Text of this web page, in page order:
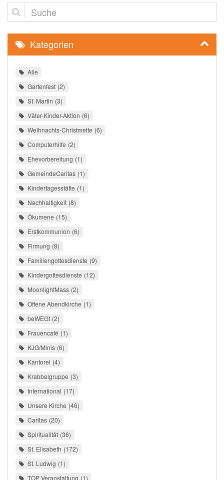
Suche
Kategorien
Alle
Gartenfest 2
St. Martin 3
Väter-Kinder-Aktion 6
Weihnachts-Christmette 6
Computerhilfe 2
Ehevorbereitung 1
GemeindeCaritas 1
Kindertagesstätte 1
Nachhaltigkeit 8
Ökumene 15
Erstkommunion 6
Firmung 8
Familiengottesdienste 9
Kindergottesdienste 12
MoonlightMass 2
Offene Abendkirche 1
beWEGt 2
Frauencafé 1
KJG/Minis 6
Kantorei 4
Krabbelgruppe 3
International 17
Unsere Kirche 46
Caritas 20
Spiritualität 36
St. Elisabeth 172
St. Ludwig 1
TOP Veranstaltung 1